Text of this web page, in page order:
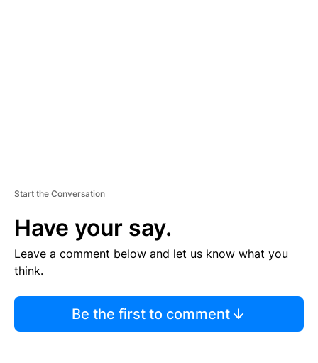
Start the Conversation
Have your say.
Leave a comment below and let us know what you
think.
Be the first to comment